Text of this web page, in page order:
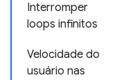
Interromper
loops infinitos
Velocidade do
usuário nas